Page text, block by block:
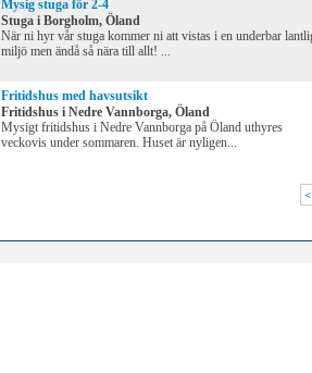
Mysig stuga för 2-4
Stuga i Borgholm, Öland
När ni hyr vår stuga kommer ni att vistas i en underbar
miljö men ändå så nära till allt! ...
Fritidshus med havsutsikt
Fritidshus i Nedre Vannborga, Öland
Mysigt fritidshus i Nedre Vannborga på Öland uthyres
veckovis under sommaren. Huset är nyligen...